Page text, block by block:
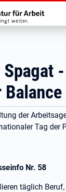
springen
der
Tag der
Nr. 58
täglich